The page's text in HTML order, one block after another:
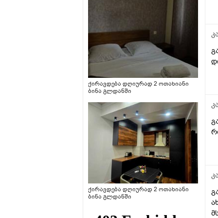
ქირავდება დღიურად 2 ოთახიანი
ბინა გლდანში
ქირავდება დღიურად 2 ოთახიანი
ბინა გლდანში